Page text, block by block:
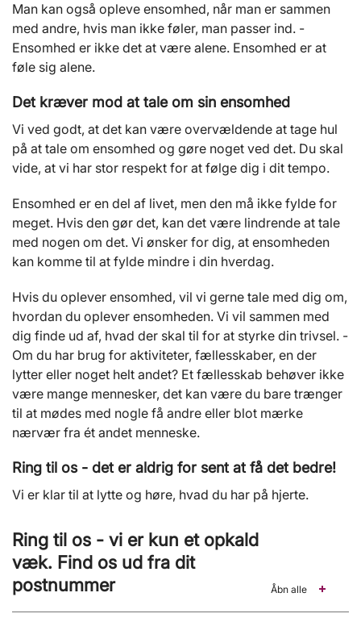
Man kan også opleve ensomhed, når man er sammen
med andre, hvis man ikke føler, man passer ind. -
Ensomhed er ikke det at være alene. Ensomhed er at
føle sig alene.
Det kræver mod at tale om sin ensomhed
Vi ved godt, at det kan være overvældende at tage hul
på at tale om ensomhed og gøre noget ved det. Du skal
vide, at vi har stor respekt for at følge dig i dit tempo.
Ensomhed er en del af livet, men den må ikke fylde for
meget. Hvis den gør det, kan det være lindrende at tale
med nogen om det. Vi ønsker for dig, at ensomheden
kan komme til at fylde mindre i din hverdag.
Hvis du oplever ensomhed, vil vi gerne tale med dig om,
hvordan du oplever ensomheden. Vi vil sammen med
dig finde ud af, hvad der skal til for at styrke din trivsel. -
Om du har brug for aktiviteter, fællesskaber, en der
lytter eller noget helt andet? Et fællesskab behøver ikke
være mange mennesker, det kan være du bare trænger
til at mødes med nogle få andre eller blot mærke
nærvær fra ét andet menneske.
Ring til os - det er aldrig for sent at få det bedre!
Vi er klar til at lytte og høre, hvad du har på hjerte.
Ring til os - vi er kun et opkald
væk. Find os ud fra dit
postnummer
Åbn alle